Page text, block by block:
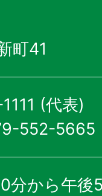
町41
(代表)
552-5665
分から午後